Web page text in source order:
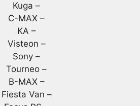
Kuga –
C-MAX –
KA –
Visteon –
Sony –
Tourneo –
B-MAX –
Fiesta Van –